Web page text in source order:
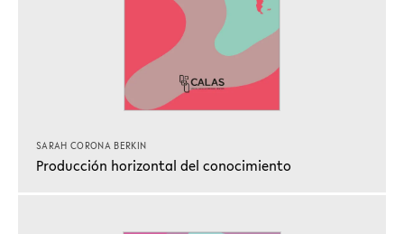
SARAH CORONA BERKIN
Producción horizontal del conocimiento